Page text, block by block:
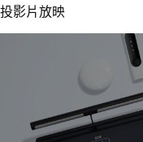
投影片放映